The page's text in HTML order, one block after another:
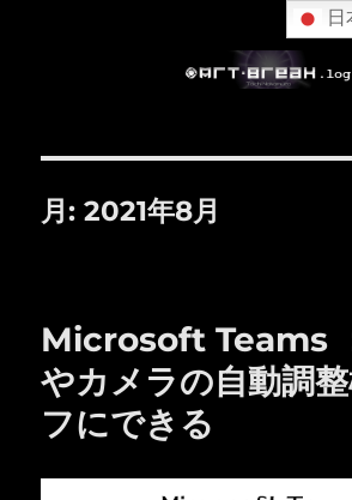
月:2021年8月
Microsoft Teams
やカメラの自動調
フにできる
日